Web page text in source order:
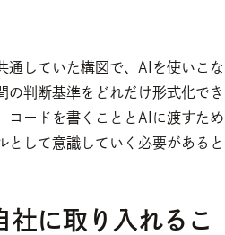
通していた構図で、AIを使いこな
の判断基準をどれだけ形式化でき
コードを書くこととAIに渡すため
として意識していく必要があると
社に取り入れるこ